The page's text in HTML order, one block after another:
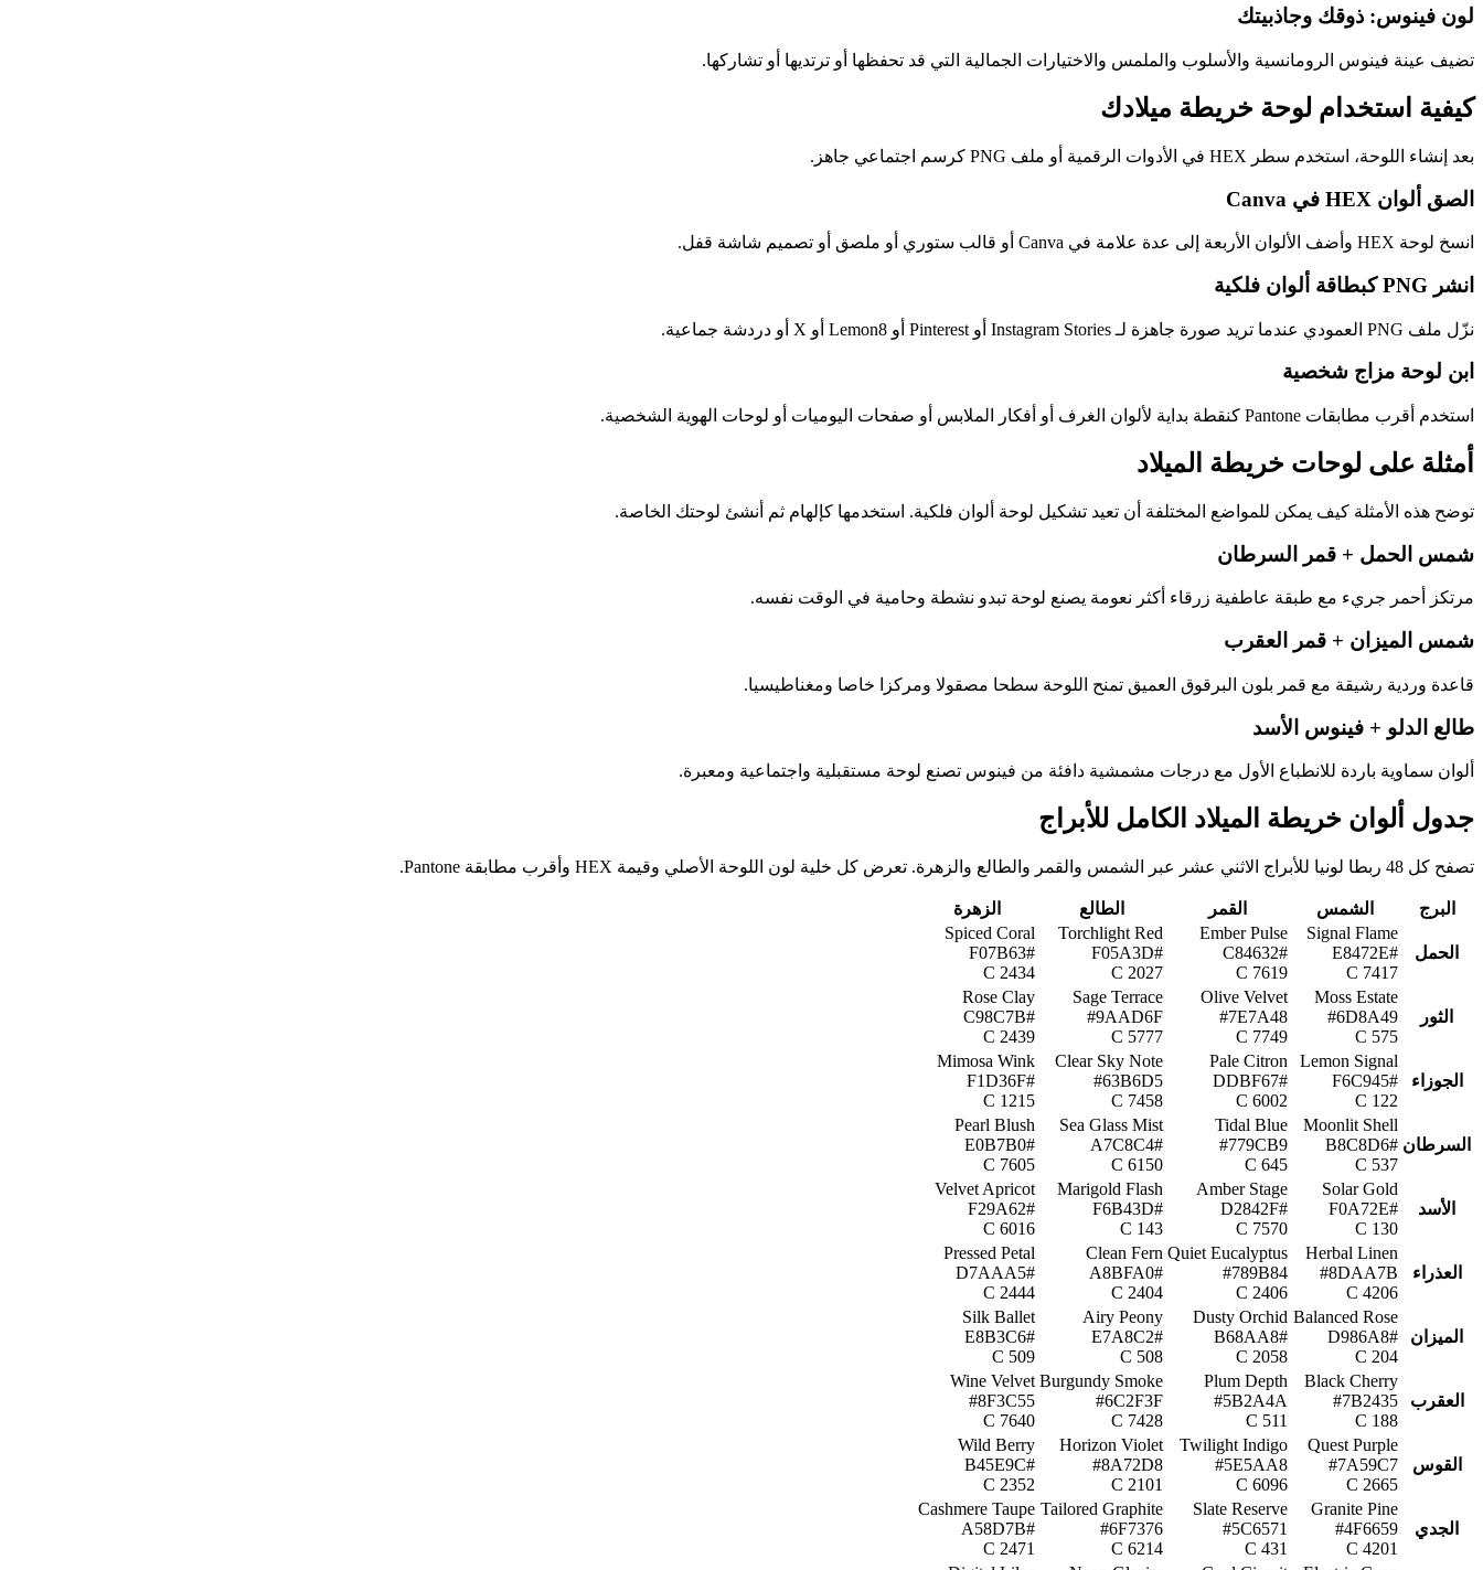
لون فينوس: ذوقك وجاذبيتك
تضيف عينة فينوس الرومانسية والأسلوب والملمس والاختيارات الجمالية التي قد تحفظها أو ترتديها أو تشاركها.
كيفية استخدام لوحة خريطة ميلادك
بعد إنشاء اللوحة، استخدم سطر HEX في الأدوات الرقمية أو ملف PNG كرسم اجتماعي جاهز.
الصق ألوان HEX في Canva
انسخ لوحة HEX وأضف الألوان الأربعة إلى عدة علامة في Canva أو قالب ستوري أو ملصق أو تصميم شاشة قفل.
انشر PNG كبطاقة ألوان فلكية
نزّل ملف PNG العمودي عندما تريد صورة جاهزة لـ Instagram Stories أو Pinterest أو Lemon8 أو X أو دردشة جماعية.
ابن لوحة مزاج شخصية
استخدم أقرب مطابقات Pantone كنقطة بداية لألوان الغرف أو أفكار الملابس أو صفحات اليوميات أو لوحات الهوية الشخصية.
أمثلة على لوحات خريطة الميلاد
توضح هذه الأمثلة كيف يمكن للمواضع المختلفة أن تعيد تشكيل لوحة ألوان فلكية. استخدمها كإلهام ثم أنشئ لوحتك الخاصة.
شمس الحمل + قمر السرطان
مرتكز أحمر جريء مع طبقة عاطفية زرقاء أكثر نعومة يصنع لوحة تبدو نشطة وحامية في الوقت نفسه.
شمس الميزان + قمر العقرب
قاعدة وردية رشيقة مع قمر بلون البرقوق العميق تمنح اللوحة سطحا مصقولا ومركزا خاصا ومغناطيسيا.
طالع الدلو + فينوس الأسد
ألوان سماوية باردة للانطباع الأول مع درجات مشمشية دافئة من فينوس تصنع لوحة مستقبلية واجتماعية ومعبرة.
جدول ألوان خريطة الميلاد الكامل للأبراج
تصفح كل 48 ربطا لونيا للأبراج الاثني عشر عبر الشمس والقمر والطالع والزهرة. تعرض كل خلية لون اللوحة الأصلي وقيمة HEX وأقرب مطابقة Pantone.
البرج الشمس القمر الطالع الزهرة
الحمل
Signal Flame
#E8472E
7417 C
Ember Pulse
#C84632
7619 C
Torchlight Red
#F05A3D
2027 C
Spiced Coral
#F07B63
2434 C
الثور
Moss Estate
#6D8A49
575 C
Olive Velvet
#7E7A48
7749 C
Sage Terrace
#9AAD6F
5777 C
Rose Clay
#C98C7B
2439 C
الجوزاء
Lemon Signal
#F6C945
122 C
Pale Citron
#DDBF67
6002 C
Clear Sky Note
#63B6D5
7458 C
Mimosa Wink
#F1D36F
1215 C
السرطان
Moonlit Shell
#B8C8D6
537 C
Tidal Blue
#779CB9
645 C
Sea Glass Mist
#A7C8C4
6150 C
Pearl Blush
#E0B7B0
7605 C
الأسد
Solar Gold
#F0A72E
130 C
Amber Stage
#D2842F
7570 C
Marigold Flash
#F6B43D
143 C
Velvet Apricot
#F29A62
6016 C
العذراء
Herbal Linen
#8DAA7B
4206 C
Quiet Eucalyptus
#789B84
2406 C
Clean Fern
#A8BFA0
2404 C
Pressed Petal
#D7AAA5
2444 C
الميزان
Balanced Rose
#D986A8
204 C
Dusty Orchid
#B68AA8
2058 C
Airy Peony
#E7A8C2
508 C
Silk Ballet
#E8B3C6
509 C
العقرب
Black Cherry
#7B2435
188 C
Plum Depth
#5B2A4A
511 C
Burgundy Smoke
#6C2F3F
7428 C
Wine Velvet
#8F3C55
7640 C
القوس
Quest Purple
#7A59C7
2665 C
Twilight Indigo
#5E5AA8
6096 C
Horizon Violet
#8A72D8
2101 C
Wild Berry
#B45E9C
2352 C
الجدي
Granite Pine
#4F6659
4201 C
Slate Reserve
#5C6571
431 C
Tailored Graphite
#6F7376
6214 C
Cashmere Taupe
#A58D7B
2471 C